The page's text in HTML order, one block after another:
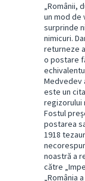
„Românii,
un mod de
surprinde
nimicuri.
returneze
o postare
Medvedev
este un
regizorului
Fostul
postarea
1918
noastră a
către
„România